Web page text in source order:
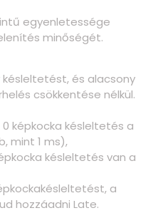
egyenletessége
minőségét.
és alacsony
csökkentése nélkül.
képkocka késleltetés a
mint 1 ms),
késleltetés van a
a
hozzáadni Late.